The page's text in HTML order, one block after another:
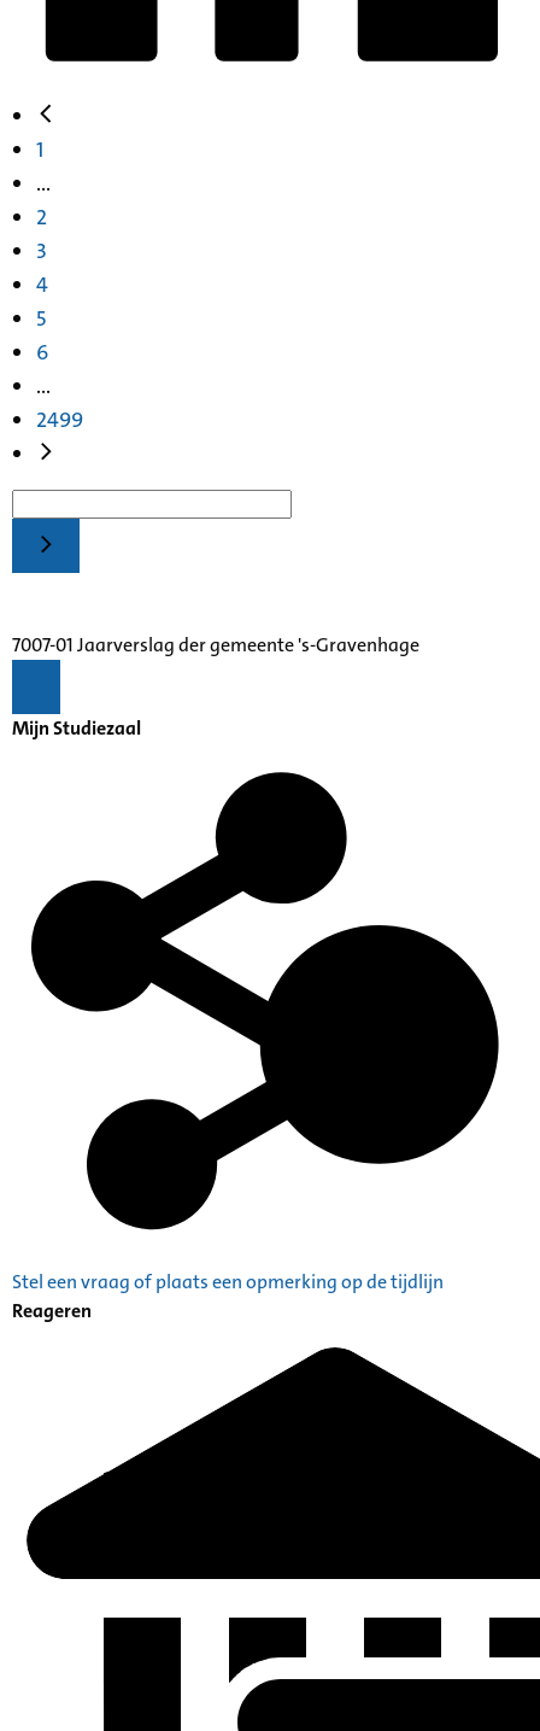
1
...
2
3
4
5
6
...
2499
7007-01 Jaarverslag der gemeente 's-Gravenhage
Mijn Studiezaal
Stel een vraag of plaats een opmerking op de tijdlijn
Reageren